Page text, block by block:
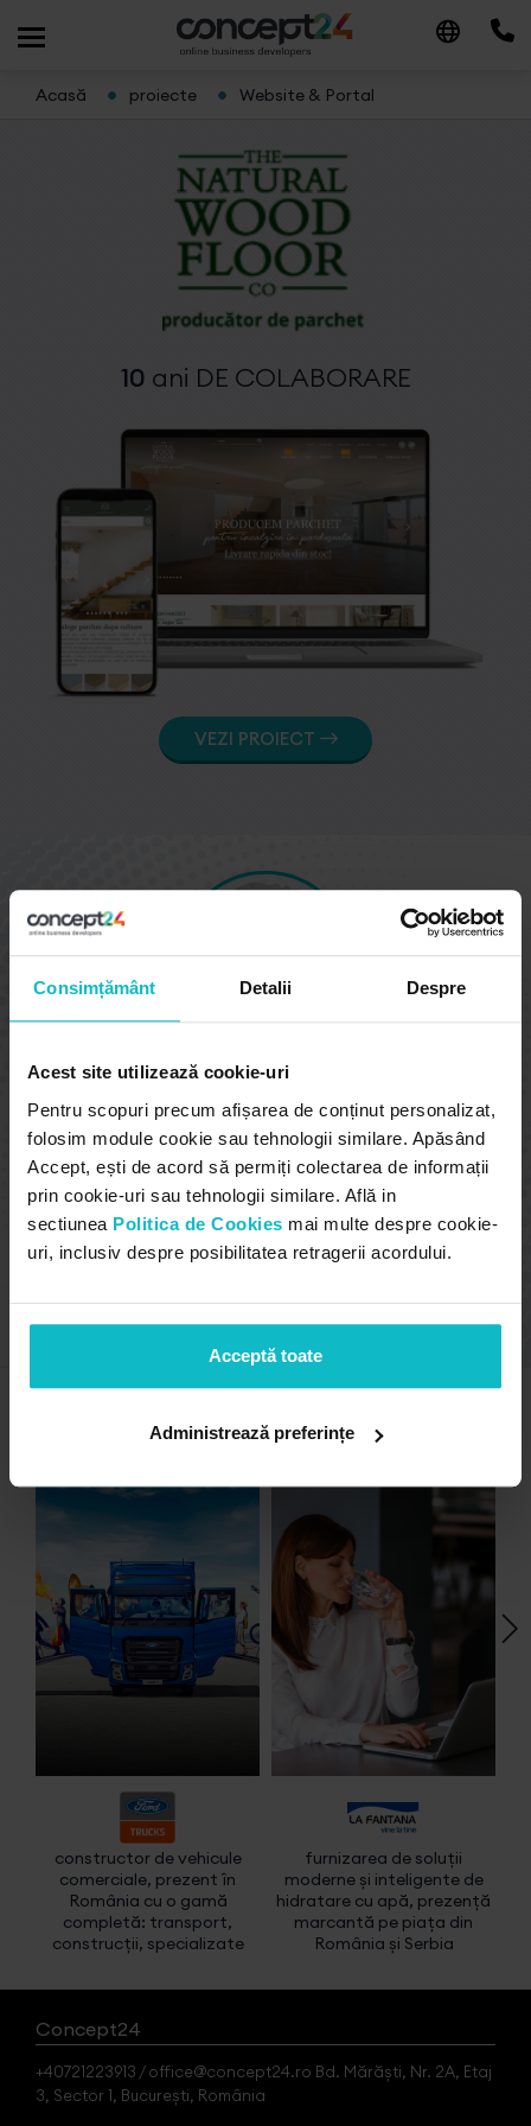
Consimțământ Detalii Despre
Acest site utilizează cookie-uri
Pentru scopuri precum afișarea de conținut personalizat,
folosim module cookie sau tehnologii similare. Apăsând
Accept, ești de acord să permiți colectarea de informații
prin cookie-uri sau tehnologii similare. Află in
sectiunea Politica de Cookies mai multe despre cookie-
uri, inclusiv despre posibilitatea retragerii acordului.
Acceptă toate
Administrează preferințe
Acasă proiecte Website & Portal
10 ani DE COLABORARE
VEZI PROIECT
Octavian Apostol, CEO
Sunt foarte mulțumit de magazinul online al
companiei. Se cunoaște experiența unei echipe de
specialiști care activează de mulți ani în domeniul
marketingului online: responsabili, proactivi, mereu
interesați de obținerea de rezultate pentru client.
Soluția livrată generează un flux constant de cereri
alte proiecte
constructor de vehicule
comerciale, prezent în
România cu o gamă
completă: transport,
construcții, specializate
furnizarea de soluții
moderne și inteligente de
hidratare cu apă, prezență
marcantă pe piața din
România și Serbia
Concept24
+40721223913 / office@concept24.ro Bd. Mărăști, Nr. 2A, Etaj
3, Sector 1, București, România